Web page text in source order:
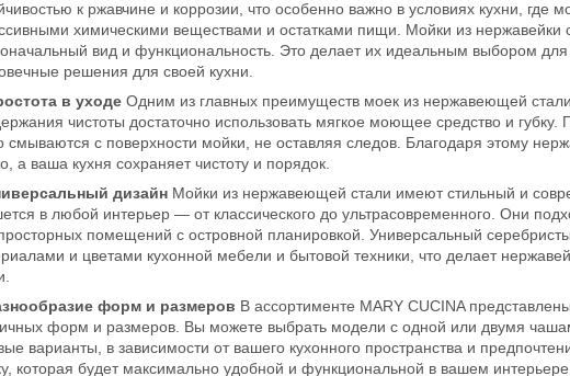
к ржавчине и коррозии, что особенно важно в условиях кухни, где
химическими веществами и остатками пищи. Мойки из нержавейки
вид и функциональность. Это делает их идеальным выбором
решения для своей кухни.
в уходе Одним из главных преимуществ моек из нержавеющей стали
чистоты достаточно использовать мягкое моющее средство и
смываются с поверхности мойки, не оставляя следов. Благодаря этому
а ваша кухня сохраняет чистоту и порядок.
дизайн Мойки из нержавеющей стали имеют стильный и
в любой интерьер — от классического до ультрасовременного. Они
помещений с островной планировкой. Универсальный
и цветами кухонной мебели и бытовой техники, что делает
форм и размеров В ассортименте MARY CUCINA
форм и размеров. Вы можете выбрать модели с одной или двумя
варианты, в зависимости от вашего кухонного пространства и
которая будет максимально удобной и функциональной в вашем интерьере.